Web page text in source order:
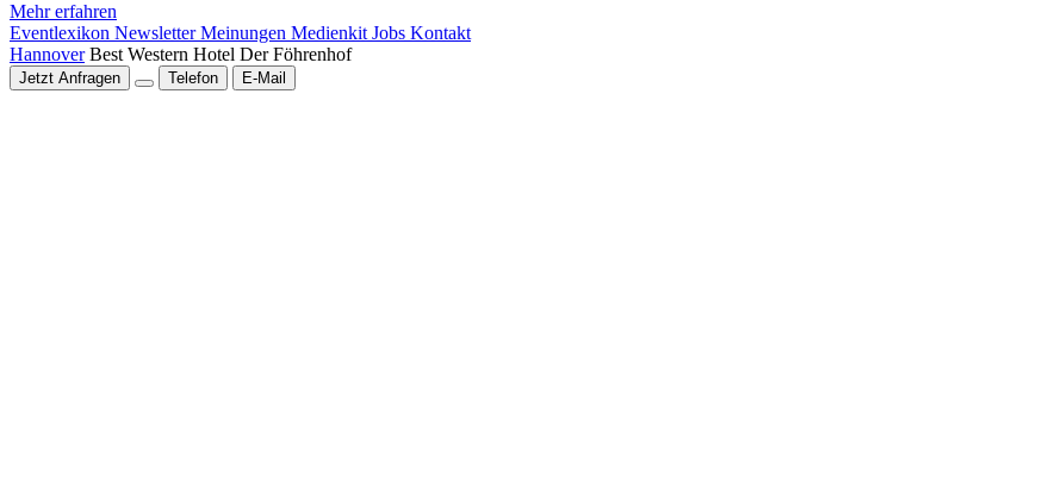
Mehr erfahren
Eventlexikon NewsletterMeinungen Medienkit Jobs Kontakt
Hannover Best Western Hotel Der Föhrenhof
Jetzt Anfragen Telefon E-Mail